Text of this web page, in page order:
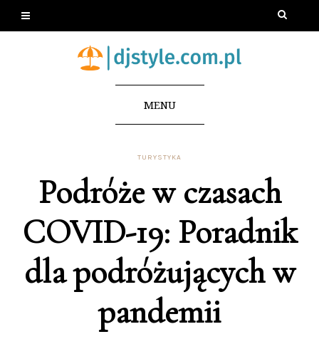
MENU
TURYSTYKA
Podróże w czasach
COVID-19: Poradnik
dla podróżujących w
pandemii